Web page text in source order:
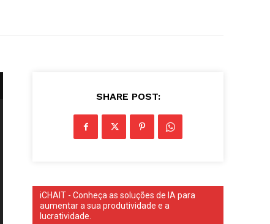
SHARE POST:
iCHAIT - Conheça as soluções de IA para
aumentar a sua produtividade e a
lucratividade.